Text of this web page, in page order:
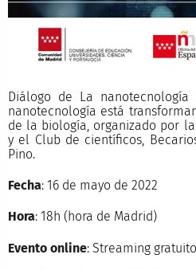
Diálogo de La
nanotecnología está
de la biología, organizado por
y el Club de científicos,
Pino.
Fecha: 16 de mayo de 2022
Hora: 18h (hora de Madrid)
Evento online: Streaming gratuito